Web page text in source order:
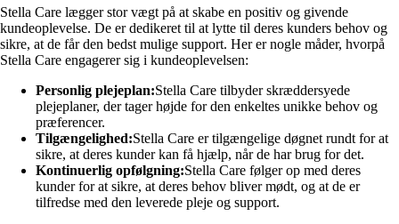
Stella Care lægger stor vægt på at skabe en positiv og givende
kundeoplevelse. De er dedikeret til at lytte til deres kunders behov og
sikre, at de får den bedst mulige support. Her er nogle måder, hvorpå
Stella Care engagerer sig i kundeoplevelsen:
Personlig plejeplan:Stella Care tilbyder skræddersyede
plejeplaner, der tager højde for den enkeltes unikke behov og
præferencer.
Tilgængelighed:Stella Care er tilgængelige døgnet rundt for at
sikre, at deres kunder kan få hjælp, når de har brug for det.
Kontinuerlig opfølgning:Stella Care følger op med deres
kunder for at sikre, at deres behov bliver mødt, og at de er
tilfredse med den leverede pleje og support.